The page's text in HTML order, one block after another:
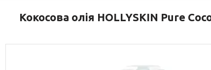
Кокосова олія HOLLYSKIN Pure